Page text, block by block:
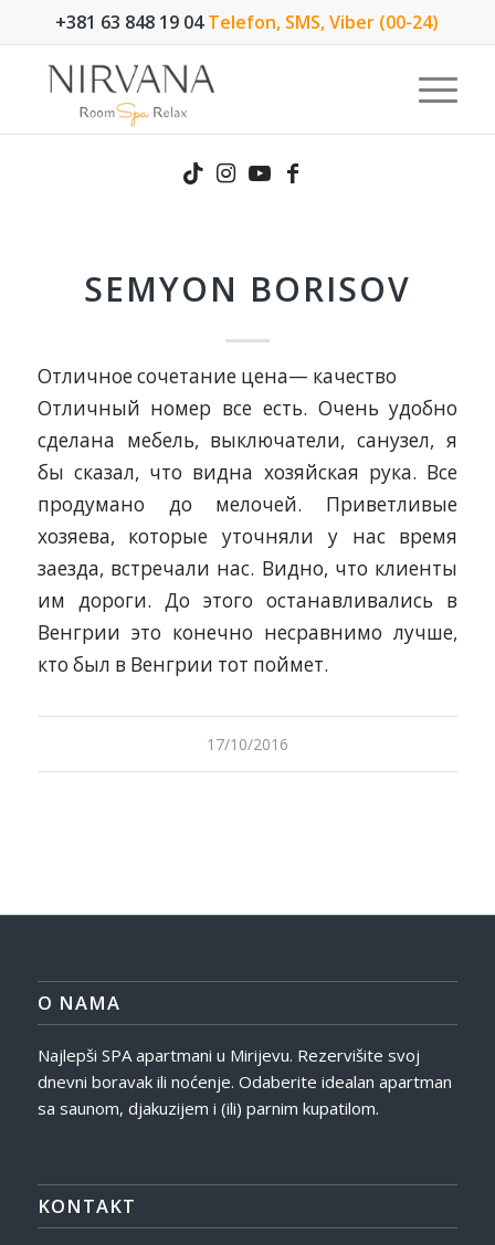
+381 63 848 19 04Telefon, SMS, Viber (00-24)
SEMYON BORISOV
Отличное сочетание цена— качество
Отличный номер все есть. Очень удобно
сделана мебель, выключатели, санузел, я
бы сказал, что видна хозяйская рука. Все
продумано до мелочей. Приветливые
хозяева, которые уточняли у нас время
заезда, встречали нас. Видно, что клиенты
им дороги. До этого останавливались в
Венгрии это конечно несравнимо лучше,
кто был в Венгрии тот поймет.
17/10/2016
O NAMA
Najlepši SPA apartmani u Mirijevu. Rezervišite svoj
dnevni boravak ili noćenje. Odaberite idealan apartman
sa saunom, djakuzijem i (ili) parnim kupatilom.
KONTAKT